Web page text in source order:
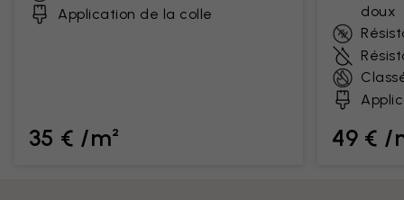
Application de la colle
35 € /m²
doux
49 € /